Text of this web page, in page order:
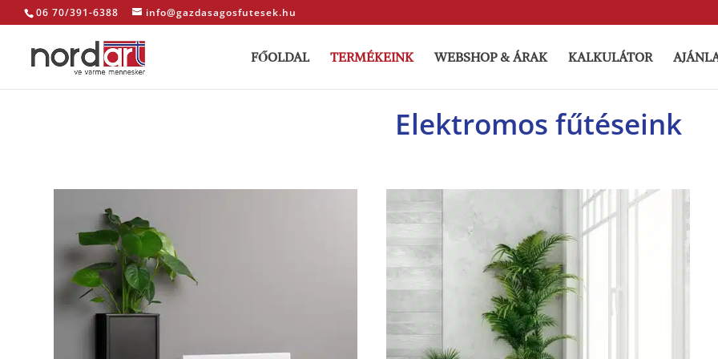
06 70/391-6388 info@gazdasagosfutesek.hu
FŐOLDAL TERMÉKEINK WEBSHOP & ÁRAK KALKULÁTOR
Elektromos fűtéseink